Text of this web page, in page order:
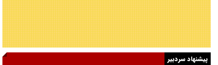
پیشنهاد سردبیر